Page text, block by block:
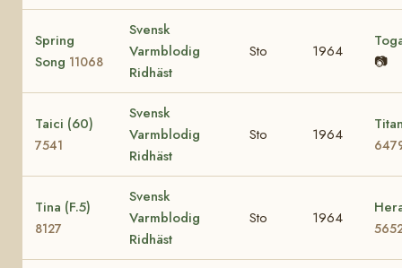
Spring
Song 11068
Svensk
Varmblodig
Ridhäst
Sto 1964
📷
Taici (60)
7541
Svensk
Varmblodig
Ridhäst
Sto 1964
Tina (F.5)
8127
Svensk
Varmblodig
Ridhäst
Sto 1964